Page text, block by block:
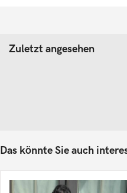
Zuletzt angesehen
Das könnte Sie auch